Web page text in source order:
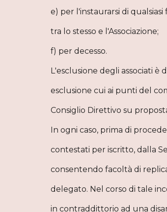
e) per l'instaurarsi di
tra lo stesso e l'Associazione;
f) per decesso.
L'esclusione degli associati è
esclusione cui ai punti del
Consiglio Direttivo su
In ogni caso, prima di
contestati per iscritto, dalla
consentendo facoltà di
delegato. Nel corso di tale
in contraddittorio ad una